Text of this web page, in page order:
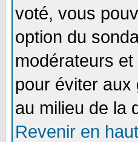
voté, vous
option du
modérateurs
pour éviter aux
au milieu de la
Revenir en haut